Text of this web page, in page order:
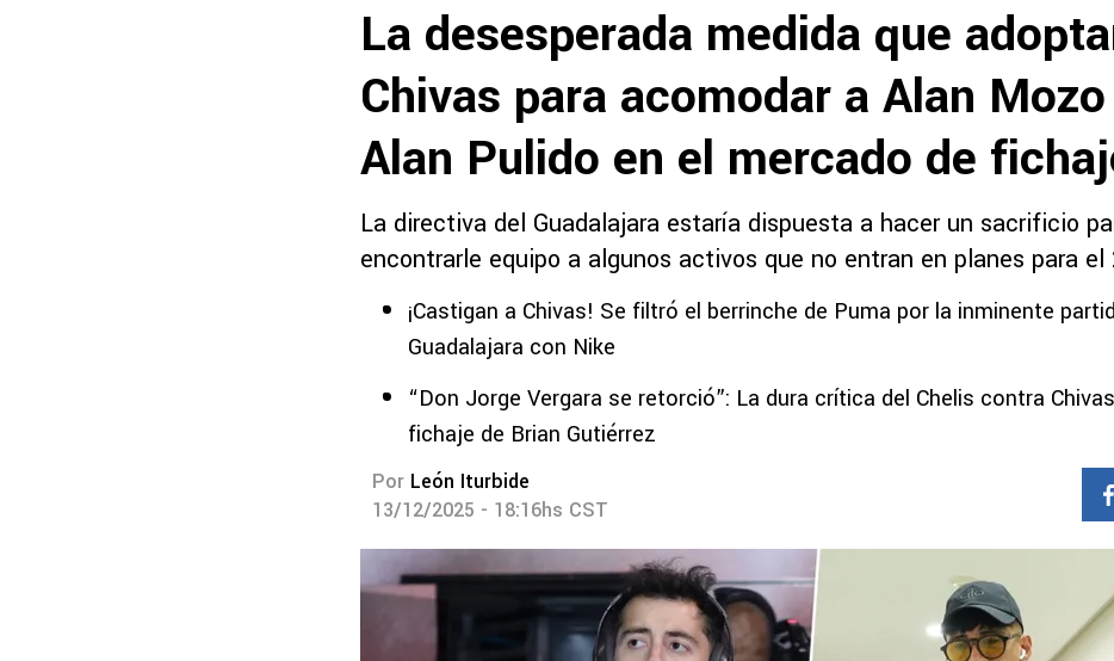
La desesperada medida que
Chivas para acomodar a Alan
Alan Pulido en el mercado de
La directiva del Guadalajara estaría dispuesta a hacer un sacrificio
encontrarle equipo a algunos activos que no entran en planes para el
¡Castigan a Chivas! Se filtró el berrinche de Puma por la inminente
Guadalajara con Nike
“Don Jorge Vergara se retorció”: La dura crítica del Chelis contra
fichaje de Brian Gutiérrez
Por León Iturbide
13/12/2025 - 18:16hs CST